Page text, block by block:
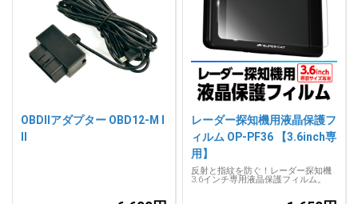
OBDIIアダプター OBD12-M I
レーダー探知機用液晶保護フ
ィルム OP-PF36 【3.6inch専
用】
反射と指紋を防ぐ！レーダー探知機
3.6インチ専用液晶保護フィルム。